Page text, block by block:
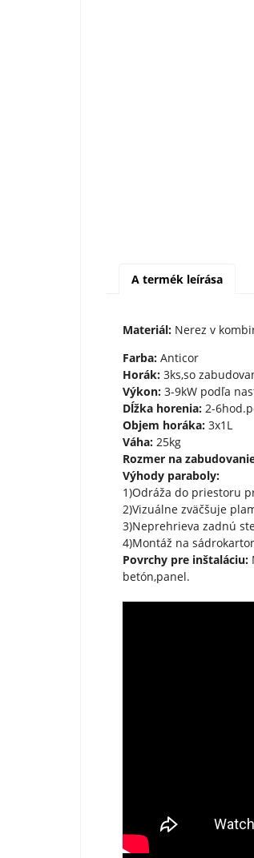
A termék leírása
Materiál:Nerez v
Farba:Anticor
Horák:3ks,so
Výkon:3-9kW podľa
Dĺžka horenia: 2-
Objem horáka:3x1L
Váha:25kg
Rozmer na
Výhody paraboly:
1)Odráža do priestoru
2)Vizuálne zväčšuje
3)Neprehrieva zadnú
4)Montáž na
Povrchy pre inštaláciu:
betón,panel.